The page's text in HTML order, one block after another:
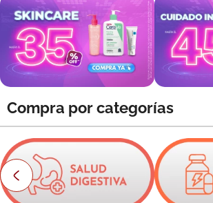
Compra por categorías
8. roche posay
9. megacistin
10.pañales